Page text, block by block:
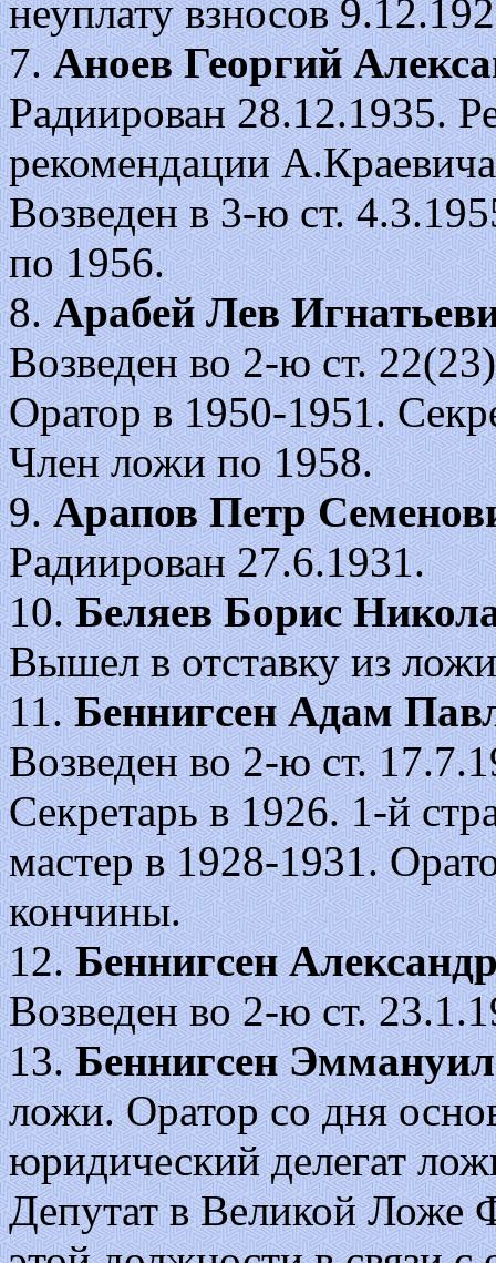
неуплату взносов
7.Аноев Георгий
Радиирован 28.12.1935.
рекомендации
Возведен в 3-ю ст.
по 1956.
8.Арабей Лев
Возведен во 2-ю ст.
Оратор в 1950-1951.
Член ложи по 1958.
9.Арапов Петр
Радиирован 27.6.1931.
10.Беляев Борис
Вышел в отставку из
11.Беннигсен Адам
Возведен во 2-ю ст.
Секретарь в 1926. 1-й
мастер в 1928-1931.
кончины.
12.Беннигсен
Возведен во 2-ю ст.
13.Беннигсен
ложи. Оратор со дня
юридический делегат
Депутат в Великой Ложе